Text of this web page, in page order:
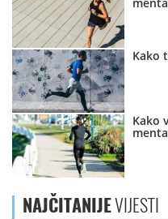
Kako
Kako
NAJČITANIJEVIJESTI